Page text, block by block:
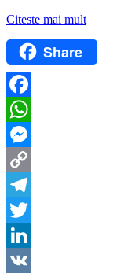
Citeste mai mult
Share
Facebook
WhatsApp
Messenger
Copy
Link
Telegram
Twitter
LinkedIn